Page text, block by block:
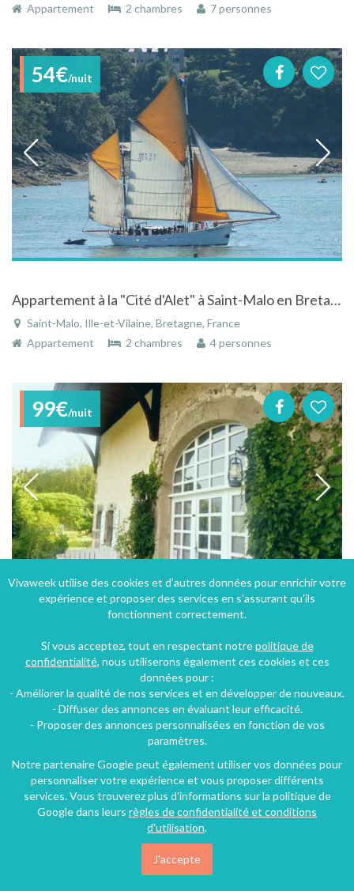
Appartement
2 chambres 7 personnes
54€/nuit
Appartement à la "Cité d'Alet" à Saint-Malo en Bretagne au calme avec vue sur mer à 50m de la plage
Saint-Malo, Ille-et-Vilaine, Bretagne, France
Appartement
2 chambres 4 personnes
99€/nuit
Charvonnex, Haute-Savoie, Rhône-Alpes, Auvergne-Rhône-Alpes, France
3 chambres 8 personnes
Vivaweek utilise des cookies et d'autres données pour enrichir votre
expérience et proposer des services en s'assurant qu'ils
fonctionnent correctement.
Si vous acceptez, tout en respectant notrepolitique de
confidentialité, nous utiliserons également ces cookies et ces
données pour :
- Améliorer la qualité de nos services et en développer de nouveaux.
- Diffuser des annonces en évaluant leur efficacité.
- Proposer des annonces personnalisées en fonction de vos
paramètres.
Notre partenaire Google peut également utiliser vos données pour
personnaliser votre expérience et vous proposer différents
services. Vous trouverez plus d'informations sur la politique de
Google dans leurs règles de confidentialité et conditions
d'utilisation.
J'accepte